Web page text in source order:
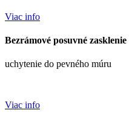
Viac info
Bezrámové posuvné
uchytenie do pevného múru
Viac info